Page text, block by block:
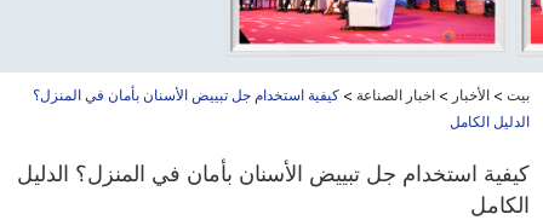
بيت > الأخبار > اخبار الصناعة > كيفية استخدام جل تبييض الأسنان بأمان في المنزل؟
الدليل الكامل
كيفية استخدام جل تبييض الأسنان بأمان في المنزل؟ الدليل
الكامل